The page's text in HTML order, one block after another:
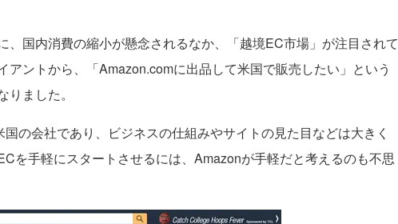
、国内消費の縮小が懸念されるなか、「越境EC市場」が注目されて
アントから、「Amazon.comに出品して米国で販売したい」という
ました。
の会社であり、ビジネスの仕組みやサイトの見た目などは大きく
を手軽にスタートさせるには、Amazonが手軽だと考えるのも不思